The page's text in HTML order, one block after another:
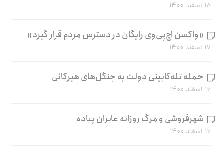
۱۸ اسفند ۱۴۰۰
«واکسن اچ‌پی‌وی رایگان در دسترس مردم قرار گیرد»
۱۷ اسفند ۱۴۰۰
حمله تله‌کابینی دولت به جنگل‌های هیرکانی
۱۶ اسفند ۱۴۰۰
شهرفروشی و مرگ روزانه عابران پیاده
۱۶ اسفند ۱۴۰۰